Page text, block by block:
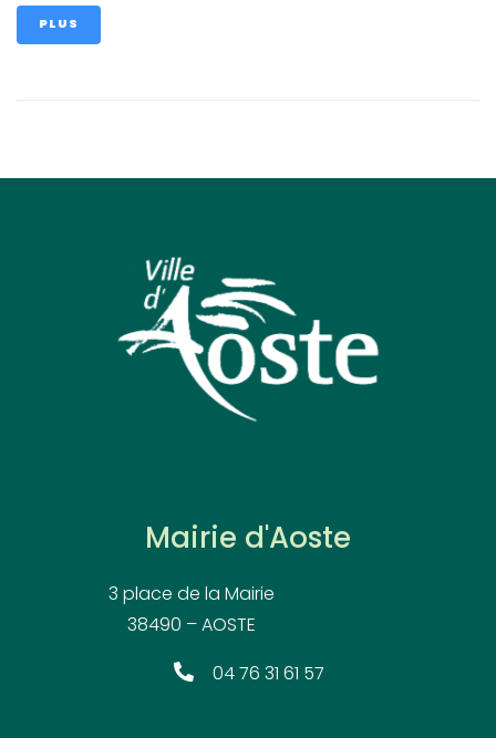
PLUS
Mairie d'Aoste
3 place de la Mairie
38490 – AOSTE
04 76 31 61 57